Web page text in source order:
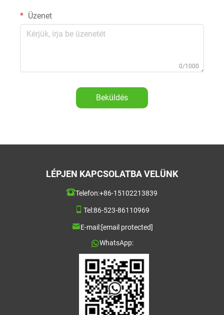
Üzenet
0/1000
Beküldés
LÉPJEN KAPCSOLATBA VELÜNK
Telefon:+86-15102213839
Tel:86-523-86110969
E-mail:[email protected]
WhatsApp: